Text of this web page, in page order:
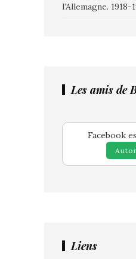
l’Allemagne.
Les amis de
Facebook
Liens